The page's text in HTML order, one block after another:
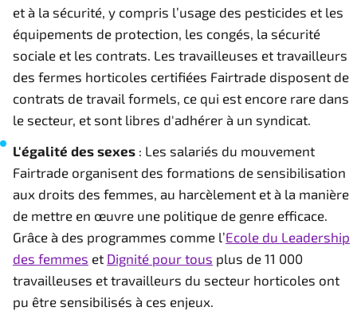
et à la sécurité, y compris l’usage des pesticides et les
équipements de protection, les congés, la sécurité
sociale et les contrats. Les travailleuses et travailleurs
des fermes horticoles certifiées Fairtrade disposent de
contrats de travail formels, ce qui est encore rare dans
le secteur, et sont libres d'adhérer à un syndicat.
L'égalité des sexes : Les salariés du mouvement
Fairtrade organisent des formations de sensibilisation
aux droits des femmes, au harcèlement et à la manière
de mettre en œuvre une politique de genre efficace.
Grâce à des programmes comme l’Ecole du Leadership
des femmes et Dignité pour tous plus de 11 000
travailleuses et travailleurs du secteur horticoles ont
pu être sensibilisés à ces enjeux.